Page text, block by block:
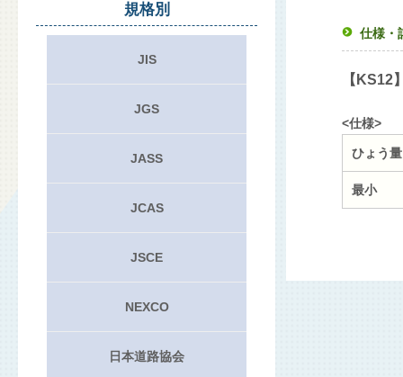
仕様・
【KS12
<仕様>
ひょう量
最小
規格別
JIS
JGS
JASS
JCAS
JSCE
NEXCO
日本道路協会